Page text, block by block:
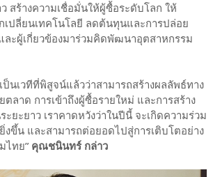
ว สร้างความเชื่อมั่นให้ผู้ซื้อระดับโลก ให้
กเปลี่ยนเทคโนโลยี ลดต้นทุนและการปล่อย
ละผู้เกี่ยวข้องมาร่วมคิดพัฒนาอุตสาหกรรม
เป็นเวทีที่พิสูจน์แล้วว่าสามารถสร้างผลลัพธ์ทาง
ตลาด การเข้าถึงผู้ซื้อรายใหม่ และการสร้าง
ยะยาว เราคาดหวังว่าในปีนี้ จะเกิดความร่วม
งขึ้น และสามารถต่อยอดไปสู่การเติบโตอย่าง
ไทย” คุณชนินทร์ กล่าว